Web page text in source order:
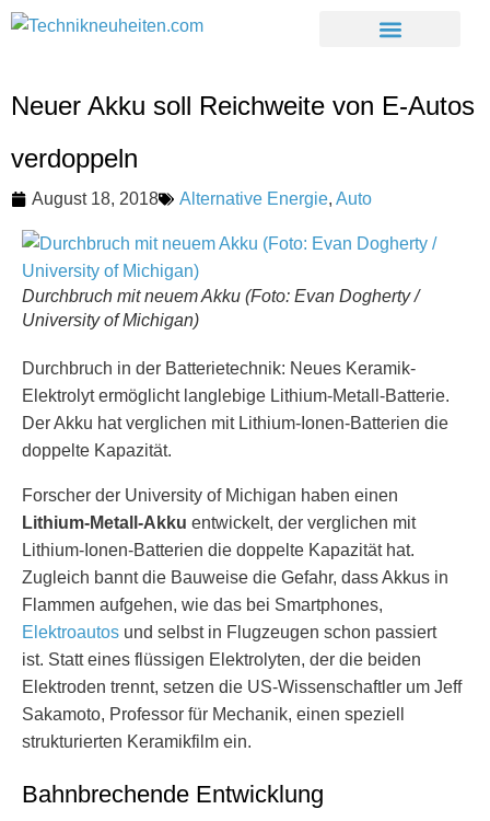
Neuer Akku soll Reichweite von E-Autos
verdoppeln
August 18, 2018 Alternative Energie, Auto
Durchbruch mit neuem Akku (Foto: Evan Dogherty /
University of Michigan)
Durchbruch in der Batterietechnik: Neues Keramik-
Elektrolyt ermöglicht langlebige Lithium-Metall-Batterie.
Der Akku hat verglichen mit Lithium-Ionen-Batterien die
doppelte Kapazität.
Forscher der University of Michigan haben einen
Lithium-Metall-Akku entwickelt, der verglichen mit
Lithium-Ionen-Batterien die doppelte Kapazität hat.
Zugleich bannt die Bauweise die Gefahr, dass Akkus in
Flammen aufgehen, wie das bei Smartphones,
Elektroautos und selbst in Flugzeugen schon passiert
ist. Statt eines flüssigen Elektrolyten, der die beiden
Elektroden trennt, setzen die US-Wissenschaftler um Jeff
Sakamoto, Professor für Mechanik, einen speziell
strukturierten Keramikfilm ein.
Bahnbrechende Entwicklung